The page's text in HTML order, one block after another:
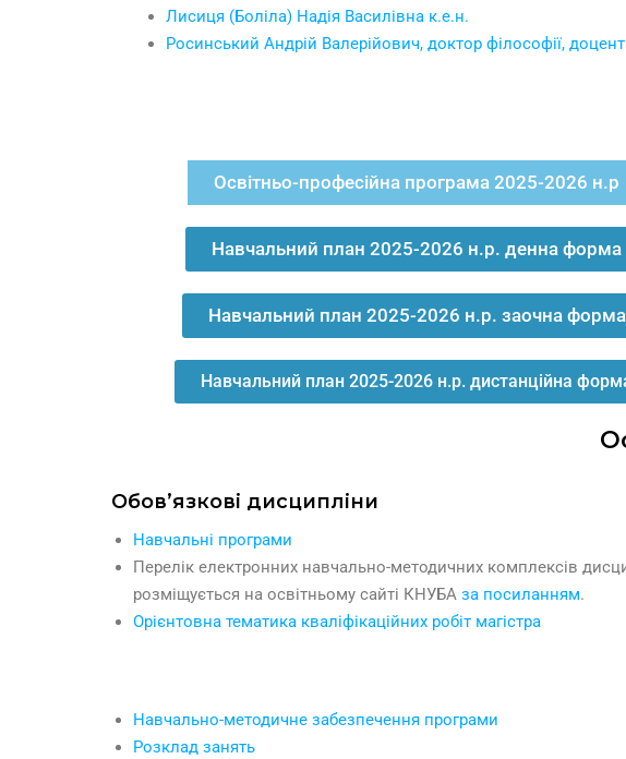
Лисиця (Боліла) Надія Василівна к.е.н.
Росинський Андрій Валерійович, доктор філософії, доцент
Освітньо-професійна програма 2025-2026 н.р
Навчальний план 2025-2026 н.р. денна форма
Навчальний план 2025-2026 н.р. заочна форма
Навчальний план 2025-2026 н.р. дистанційна
Обов’язкові дисципліни
Навчальні програми
Перелік електронних навчально-методичних комплексів
розміщується на освітньому сайті КНУБА за посиланням.
Орієнтовна тематика кваліфікаційних робіт магістра
Навчально-методичне забезпечення програми
Розклад занять